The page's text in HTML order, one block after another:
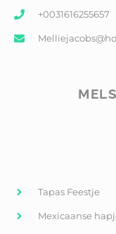
+0031616255657
Tapas Feestje
Mexicaanse